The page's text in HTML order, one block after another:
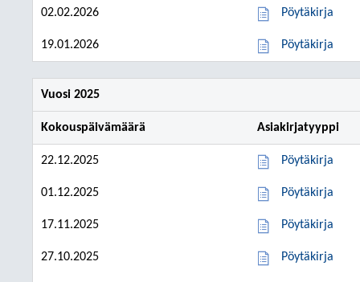
02.02.2026 Pöytäkirja
19.01.2026 Pöytäkirja
Vuosi 2025
Kokouspäivämäärä Asiakirjatyyppi
22.12.2025 Pöytäkirja
01.12.2025 Pöytäkirja
17.11.2025 Pöytäkirja
27.10.2025 Pöytäkirja